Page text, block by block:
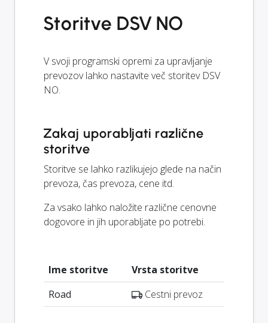
Storitve DSV NO
V svoji programski opremi za upravljanje
prevozov lahko nastavite več storitev DSV
NO.
Zakaj uporabljati različne
storitve
Storitve se lahko razlikujejo glede na način
prevoza, čas prevoza, cene itd.
Za vsako lahko naložite različne cenovne
dogovore in jih uporabljate po potrebi.
Ime storitve
Vrsta storitve
Road
Cestni prevoz